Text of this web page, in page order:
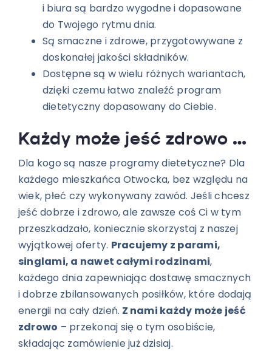
i biura są bardzo wygodne i dopasowane
do Twojego rytmu dnia.
Są smaczne i zdrowe, przygotowywane z
doskonałej jakości składników.
Dostępne są w wielu różnych wariantach,
dzięki czemu łatwo znaleźć program
dietetyczny dopasowany do Ciebie.
Każdy może jeść zdrowo z 5PD
Dla kogo są nasze programy dietetyczne? Dla
każdego mieszkańca Otwocka, bez względu na
wiek, płeć czy wykonywany zawód. Jeśli chcesz
jeść dobrze i zdrowo, ale zawsze coś Ci w tym
przeszkadzało, koniecznie skorzystaj z naszej
wyjątkowej oferty. Pracujemy z parami,
singlami, a nawet całymi rodzinami,
każdego dnia zapewniając dostawę smacznych
i dobrze zbilansowanych posiłków, które dodają
energii na cały dzień. Z nami każdy może jeść
zdrowo – przekonaj się o tym osobiście,
składając zamówienie już dzisiaj.